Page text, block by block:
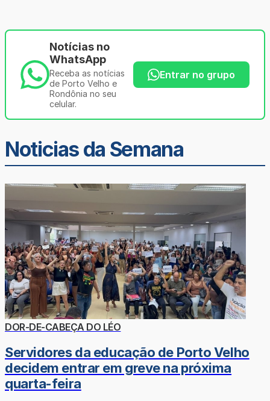
Notícias no
WhatsApp
Receba as notícias
de Porto Velho e
Rondônia no seu
celular.
Entrar no grupo
Noticias da Semana
DOR-DE-CABEÇA DO LÉO
Servidores da educação de Porto Velho
decidem entrar em greve na próxima
quarta-feira